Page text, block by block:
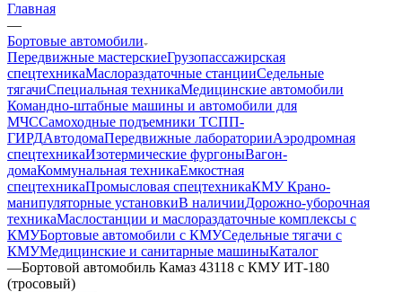
Главная
—
Бортовые автомобили
Передвижные мастерскиеГрузопассажирская
спецтехникаМаслораздаточные станцииСедельные
тягачиСпециальная техникаМедицинские автомобили
Командно-штабные машины и автомобили для
МЧССамоходные подъемники ТСПП-
ГИРДАвтодомаПередвижные лабораторииАэродромная
спецтехникаИзотермические фургоныВагон-
домаКоммунальная техникаЕмкостная
спецтехникаПромысловая спецтехникаКМУ Крано-
манипуляторные установкиВ наличииДорожно-уборочная
техникаМаслостанции и маслораздаточные комплексы с
КМУБортовые автомобили с КМУСедельные тягачи с
КМУМедицинские и санитарные машиныКаталог
—Бортовой автомобиль Камаз 43118 с КМУ ИТ-180
(тросовый)